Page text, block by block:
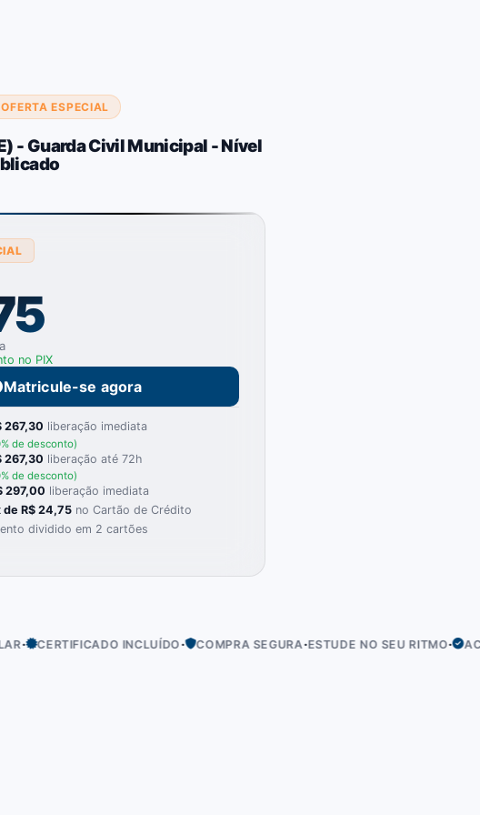
OFERTA ESPECIAL
- Guarda Civil Municipal - Nível
no PIX
Matricule-se agora
267,30 liberação imediata
de desconto)
267,30 liberação até 72h
de desconto)
297,00 liberação imediata
de R$ 24,75 no Cartão de Crédito
dividido em 2 cartões
INCLUÍDO· COMPRA SEGURA·ESTUDE NO SEU RITMO · ACESSO